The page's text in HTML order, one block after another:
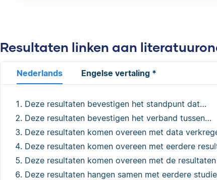
Resultaten linken aan
Nederlands Engelse vertaling *
Deze resultaten bevestigen het standpunt dat…
Deze resultaten bevestigen het verband tussen…
Deze resultaten komen overeen met data
Deze resultaten komen overeen met eerdere
Deze resultaten komen overeen met de
Deze resultaten hangen samen met eerdere